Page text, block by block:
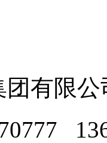
团有限公